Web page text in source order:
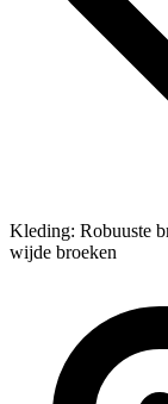
Kleding: Robuuste
wijde broeken